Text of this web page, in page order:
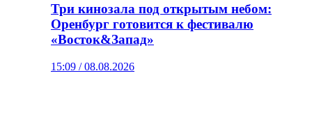
Три кинозала под открытым небом:
Оренбург готовится к фестивалю
«Восток&Запад»
15:09 / 08.08.2026